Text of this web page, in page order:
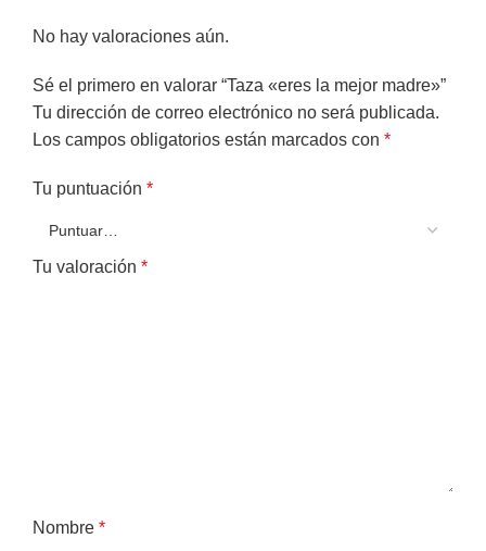
No hay valoraciones aún.
Sé el primero en valorar “Taza «eres la mejor madre»”
Tu dirección de correo electrónico no será publicada.
Los campos obligatorios están marcados con *
Tu puntuación *
Tu valoración *
Nombre *